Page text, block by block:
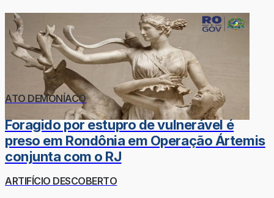
ATO DEMONÍACO
Foragido por estupro de vulnerável é
preso em Rondônia em Operação Ártemis
conjunta com o RJ
ARTIFÍCIO DESCOBERTO